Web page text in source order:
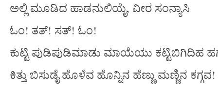
ಅಲ್ಲಿ ಮೂಡಿದ ಹಾಡನುಲಿಯೈ, ವೀರ ಸಂನ್ಯಾಸಿ
ಓಂ! ತತ್! ಸತ್! ಓಂ!
ಕುಟ್ಟಿ ಪುಡಿಪುಡಿಮಾಡು ಮಾಯೆಯು ಕಟ್ಟಿಬಿಗಿದಿಹ
ಕಿತ್ತು ಬಿಸುಡೈ ಹೊಳೆವ ಹೊನ್ನಿನ ಹೆಣ್ಣು ಮಣ್ಣಿನ ಕಗ್ಗವ!